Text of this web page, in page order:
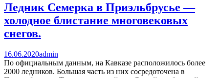
Ледник Семерка в Приэльбрусье —
холодное блистание многовековых
снегов.
16.06.2020admin
По официальным данным, на Кавказе расположилось более
2000 ледников. Большая часть из них сосредоточена в